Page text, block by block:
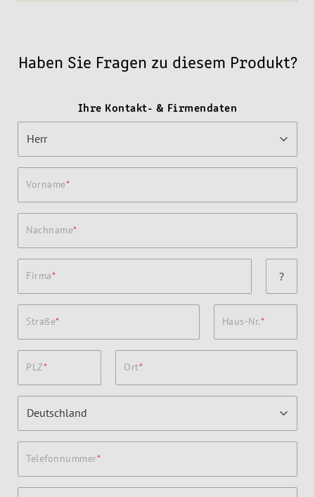
Haben Sie Fragen zu diesem Produkt?
Ihre Kontakt- & Firmendaten
Vorname
Nachname
Firma ?
Straße Haus-Nr.
PLZ Ort
Telefonnummer